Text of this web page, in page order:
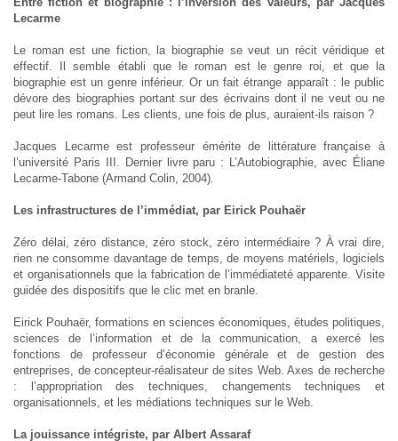
Lecarme
Le roman est une fiction, la biographie se veut un récit véridique et
effectif. Il semble établi que le roman est le genre roi, et que la
biographie est un genre inférieur. Or un fait étrange apparaît : le public
dévore des biographies portant sur des écrivains dont il ne veut ou ne
peut lire les romans. Les clients, une fois de plus, auraient-ils raison ?
Jacques Lecarme est professeur émérite de littérature française à
l’université Paris III. Dernier livre paru : L’Autobiographie, avec Éliane
Lecarme-Tabone (Armand Colin, 2004).
Les infrastructures de l’immédiat, par Eirick Pouhaër
Zéro délai, zéro distance, zéro stock, zéro intermédiaire ? À vrai dire,
rien ne consomme davantage de temps, de moyens matériels, logiciels
et organisationnels que la fabrication de l’immédiateté apparente. Visite
guidée des dispositifs que le clic met en branle.
Eirick Pouhaër, formations en sciences économiques, études politiques,
sciences de l’information et de la communication, a exercé les
fonctions de professeur d’économie générale et de gestion des
entreprises, de concepteur-réalisateur de sites Web. Axes de recherche
: l’appropriation des techniques, changements techniques et
organisationnels, et les médiations techniques sur le Web.
La jouissance intégriste, par Albert Assaraf